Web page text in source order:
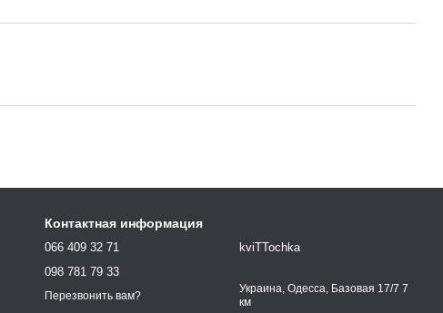
Контактная информация
066 409 32 71
098 781 79 33
Перезвонить вам?
kviTTochka
Украина, Одесса, Базовая 17/7 7
км